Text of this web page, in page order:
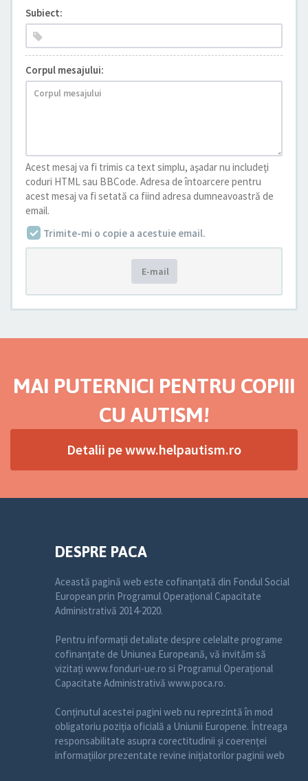
Subiect:
Corpul mesajului:
Acest mesaj va fi trimis ca text simplu, aşadar nu includeţi
coduri HTML sau BBCode. Adresa de întoarcere pentru
acest mesaj va fi setată ca fiind adresa dumneavoastră de
email.
Trimite-mi o copie a acestuie email.
E-mail
MAI PUTERNICI PENTRU COPIII
CU AUTISM!
Detalii pe www.helpautism.ro
DESPRE PACA
Această pagină web este cofinanțată din Fondul Social
European prin Programul Operațional Capacitate
Administrativă 2014-2020.
Pentru informații detaliate despre celelalte programe
cofinanțate de Uniunea Europeană, vă invităm să
vizitați www.fonduri-ue.ro si Programul Operațional
Capacitate Administrativă www.poca.ro.
Conținutul acestei pagini web nu reprezintă în mod
obligatoriu poziția oficială a Uniunii Europene. Întreaga
responsabilitate asupra corectitudinii și coerenței
informațiilor prezentate revine inițiatorilor paginii web